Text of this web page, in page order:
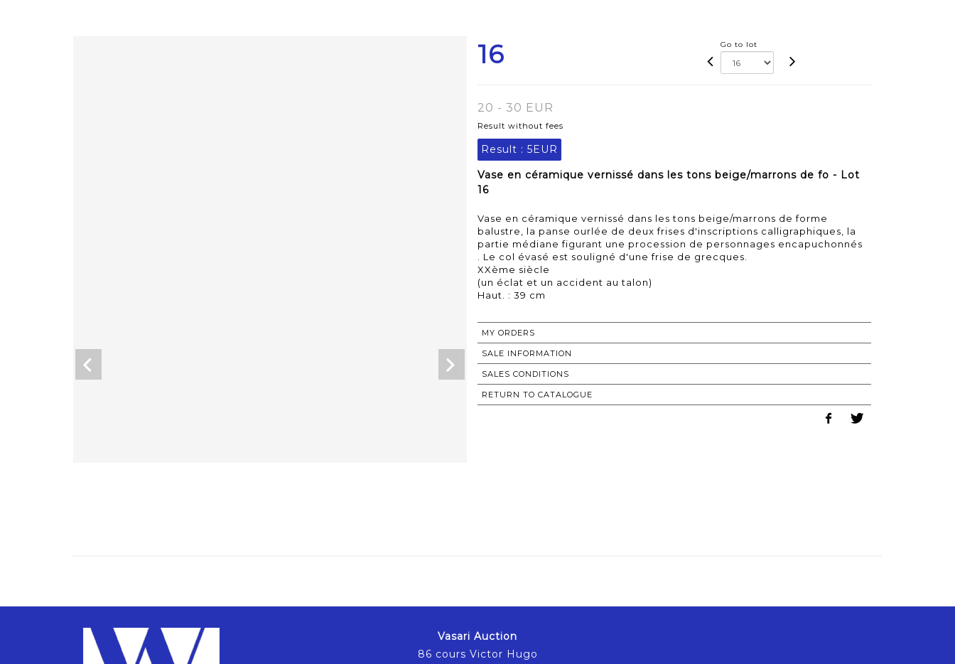
16 Go to lot
20 - 30 EUR
Result without fees
Result : 5EUR
Vase en céramique vernissé dans les tons beige/marrons de fo - Lot
16
Vase en céramique vernissé dans les tons beige/marrons de forme
balustre, la panse ourlée de deux frises d'inscriptions calligraphiques, la
partie médiane figurant une procession de personnages encapuchonnés
. Le col évasé est souligné d'une frise de grecques.
XXème siècle
(un éclat et un accident au talon)
Haut. : 39 cm
MY ORDERS
SALE INFORMATION
SALES CONDITIONS
RETURN TO CATALOGUE
Vasari Auction
86 cours Victor Hugo